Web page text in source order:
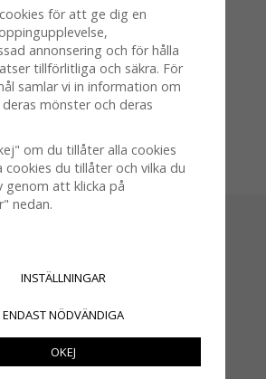
adressen
vår
för att ge dig en
annonsering och för hålla
tillförlitliga och säkra. För
samlar vi in information om
deras mönster och deras
om du tillåter alla cookies
cookies du tillåter och vilka du
genom att klicka på
nedan.
INSTÄLLNINGAR
ENDAST NÖDVÄNDIGA
OKEJ